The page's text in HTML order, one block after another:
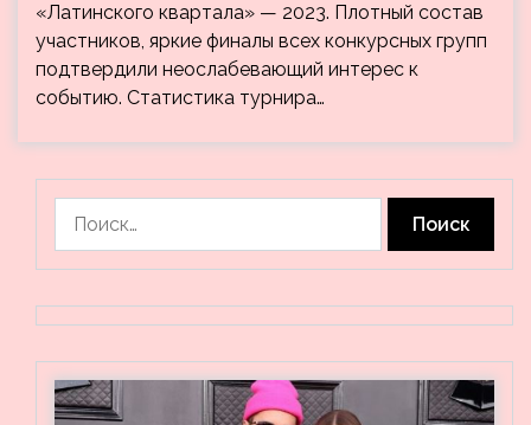
«Латинского квартала» — 2023. Плотный состав
участников, яркие финалы всех конкурсных групп
подтвердили неослабевающий интерес к
событию. Статистика турнира…